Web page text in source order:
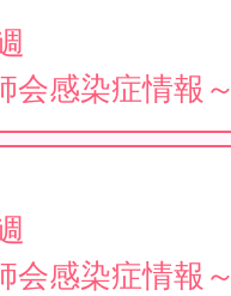
会感染症情報～
会感染症情報～